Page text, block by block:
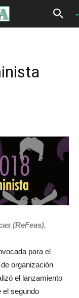
(ReFeas).
para el
organización
el lanzamiento
el segundo